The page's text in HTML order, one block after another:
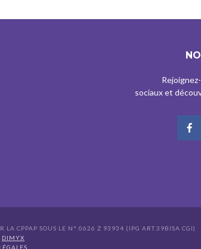
sociaux et
LA CPPAP SOUS LE N° 0626 Z 93934 (IPG ART.39BISA CGI)
DIMYX